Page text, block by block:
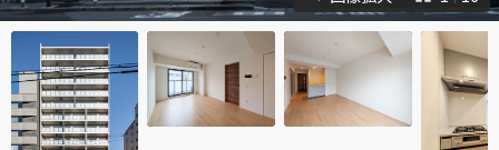
ルームツアー 動画ギャラリー